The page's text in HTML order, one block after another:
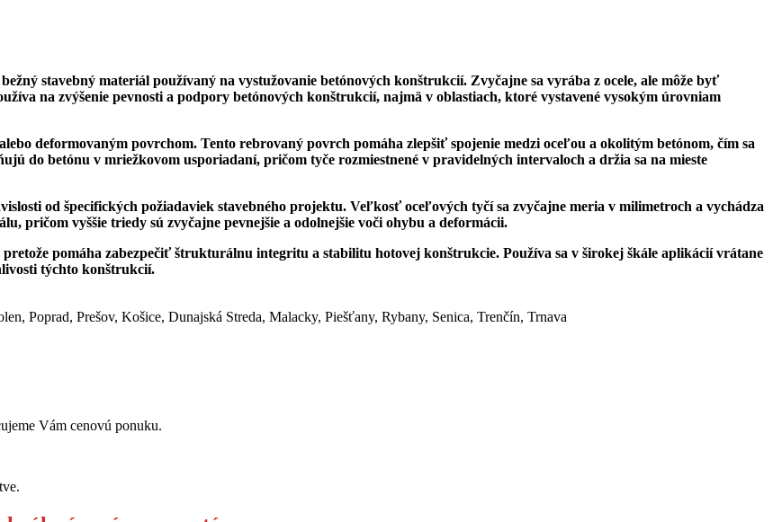
stavebný materiál používaný na vystužovanie betónových konštrukcií. Zvyčajne sa vyrába z ocele, ale môže byť
na zvýšenie pevnosti a podpory betónových konštrukcií, najmä v oblastiach, ktoré vystavené vysokým úrovniam
deformovaným povrchom. Tento rebrovaný povrch pomáha zlepšiť spojenie medzi oceľou a okolitým betónom, čím sa
do betónu v mriežkovom usporiadaní, pričom tyče rozmiestnené v pravidelných intervaloch a držia sa na mieste
od špecifických požiadaviek stavebného projektu. Veľkosť oceľových tyčí sa zvyčajne meria v milimetroch a vychádza
pričom vyššie triedy sú zvyčajne pevnejšie a odolnejšie voči ohybu a deformácii.
pomáha zabezpečiť štrukturálnu integritu a stabilitu hotovej konštrukcie. Používa sa v širokej škále aplikácií vrátane
týchto konštrukcií.
Poprad, Prešov, Košice, Dunajská Streda, Malacky, Piešťany, Rybany, Senica, Trenčín, Trnava
Vám cenovú ponuku.